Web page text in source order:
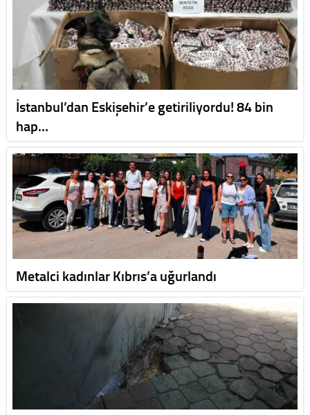
İstanbul’dan Eskişehir’e getiriliyordu! 84 bin
hap…
Metalci kadınlar Kıbrıs’a uğurlandı